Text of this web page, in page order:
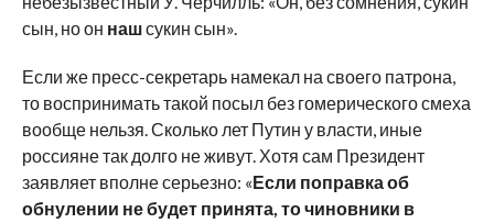
сын, но он нашсукин сын».
Если же пресс-секретарь намекал на своего патрона,
то воспринимать такой посыл без гомерического смеха
вообще нельзя. Сколько лет Путин у власти, иные
россияне так долго не живут. Хотя сам Президент
заявляет вполне серьезно: «Если поправка об
обнулении не будет принята, то чиновники в